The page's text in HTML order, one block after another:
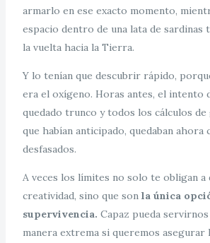
armarlo en ese exacto momento,
espacio dentro de una lata de sardinas
la vuelta hacia la Tierra.
Y lo tenían que descubrir rápido,
era el oxígeno. Horas antes, el intento
quedado trunco y todos los cálculos de
que habían anticipado, quedaban ahora
desfasados.
A veces los límites no solo te obligan a
creatividad, sino que son la única
supervivencia. Capaz pueda
manera extrema si queremos asegurar